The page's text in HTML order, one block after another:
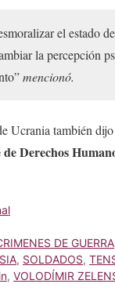
el estado
la percepción
mencionó.
Ucrania también
deDerechos
DE GUERRA
, SOLDADOS,
, VOLODÍMIR